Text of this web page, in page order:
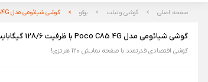
TOUCH/LCD XIAOMI REDMI NOTE
12 4G
صفحه اصلی گوشی و تبلت پوکو گوشی شیائومی مدل Poco C85 4G با ظرفیت 128/6 گیگابایت
گوشی شیائومی مدل Poco C85 4G با ظرفیت 128/6 گیگابایت
گوشی اقتصادی قدرتمند با صفحه نمایش 120 هرتزی!